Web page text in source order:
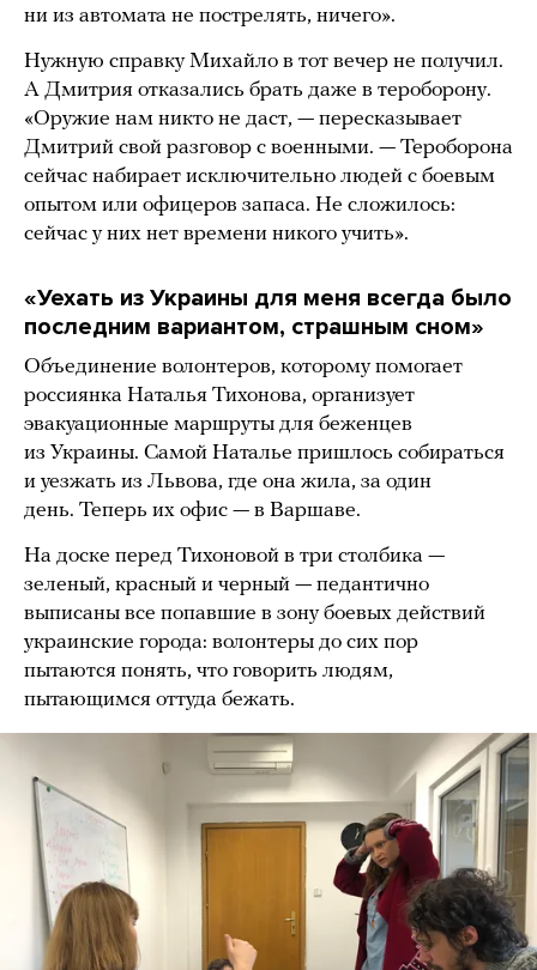
ни из автомата не пострелять, ничего».
Нужную справку Михайло в тот вечер не получил.
А Дмитрия отказались брать даже в тероборону.
«Оружие нам никто не даст, — пересказывает
Дмитрий свой разговор с военными. — Тероборона
сейчас набирает исключительно людей с боевым
опытом или офицеров запаса. Не сложилось:
сейчас у них нет времени никого учить».
«Уехать из Украины для меня всегда было
последним вариантом, страшным сном»
Объединение волонтеров, которому помогает
россиянка Наталья Тихонова, организует
эвакуационные маршруты для беженцев
из Украины. Самой Наталье пришлось собираться
и уезжать из Львова, где она жила, за один
день. Теперь их офис — в Варшаве.
На доске перед Тихоновой в три столбика —
зеленый, красный и черный — педантично
выписаны все попавшие в зону боевых действий
украинские города: волонтеры до сих пор
пытаются понять, что говорить людям,
пытающимся оттуда бежать.